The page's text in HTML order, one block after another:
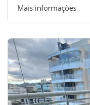
Mais informações